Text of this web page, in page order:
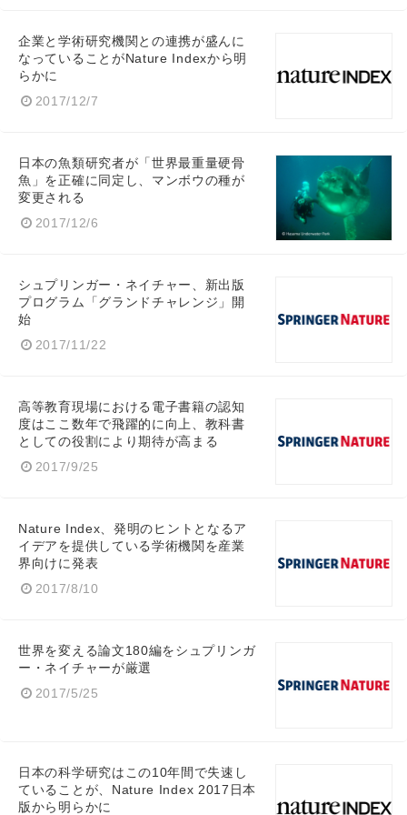
企業と学術研究機関との連携が盛んに
なっていることがNature Indexから明
らかに
2017/12/7
日本の魚類研究者が「世界最重量硬骨
魚」を正確に同定し、マンボウの種が
変更される
2017/12/6
シュプリンガー・ネイチャー、新出版
プログラム「グランドチャレンジ」開
始
2017/11/22
高等教育現場における電子書籍の認知
度はここ数年で飛躍的に向上、教科書
としての役割により期待が高まる
2017/9/25
Nature Index、発明のヒントとなるア
イデアを提供している学術機関を産業
界向けに発表
2017/8/10
世界を変える論文180編をシュプリンガ
ー・ネイチャーが厳選
2017/5/25
日本の科学研究はこの10年間で失速し
ていることが、Nature Index 2017日本
版から明らかに